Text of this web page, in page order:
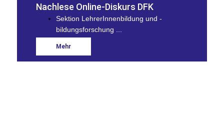
Nachlese Online-Diskurs DFK
Sektion LehrerInnenbildung und -
bildungsforschung ...
Mehr